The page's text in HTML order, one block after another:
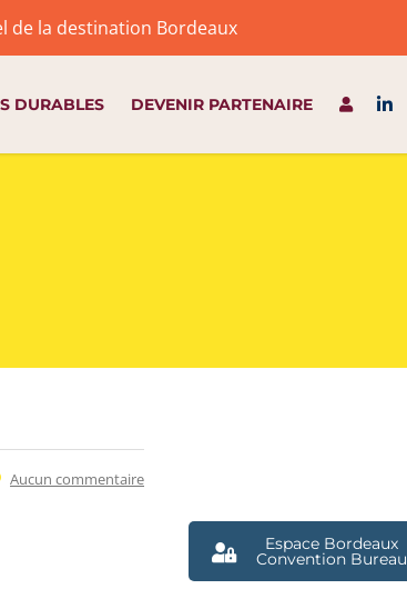
de la destination Bordeaux
DURABLES DEVENIR PARTENAIRE
Aucun commentaire
Espace Bordeaux
Convention Bureau